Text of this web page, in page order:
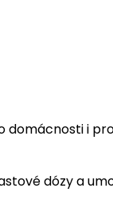
i
dózy a